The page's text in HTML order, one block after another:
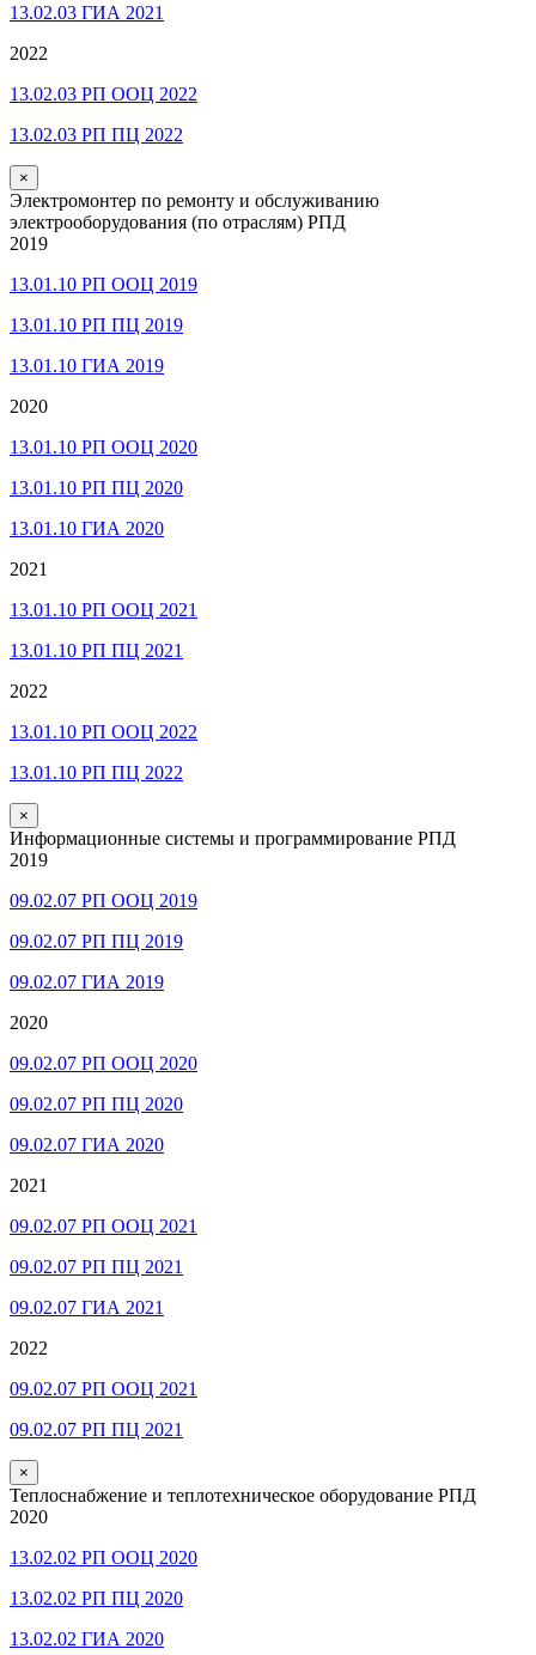
13.02.03 ГИА 2021
2022
13.02.03 РП ООЦ 2022
13.02.03 РП ПЦ 2022
×
Электромонтер по ремонту и обслуживанию
электрооборудования (по отраслям) РПД
2019
13.01.10 РП ООЦ 2019
13.01.10 РП ПЦ 2019
13.01.10 ГИА 2019
2020
13.01.10 РП ООЦ 2020
13.01.10 РП ПЦ 2020
13.01.10 ГИА 2020
2021
13.01.10 РП ООЦ 2021
13.01.10 РП ПЦ 2021
2022
13.01.10 РП ООЦ 2022
13.01.10 РП ПЦ 2022
×
Информационные системы и программирование РПД
2019
09.02.07 РП ООЦ 2019
09.02.07 РП ПЦ 2019
09.02.07 ГИА 2019
2020
09.02.07 РП ООЦ 2020
09.02.07 РП ПЦ 2020
09.02.07 ГИА 2020
2021
09.02.07 РП ООЦ 2021
09.02.07 РП ПЦ 2021
09.02.07 ГИА 2021
2022
09.02.07 РП ООЦ 2021
09.02.07 РП ПЦ 2021
×
Теплоснабжение и теплотехническое оборудование РПД
2020
13.02.02 РП ООЦ 2020
13.02.02 РП ПЦ 2020
13.02.02 ГИА 2020